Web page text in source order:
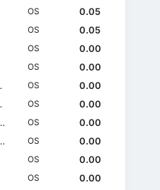
OS
0.05
OS
0.05
OS
0.00
OS
0.00
OS
0.00
OS
0.00
OS
0.00
OS
0.00
OS
0.00
OS
0.00